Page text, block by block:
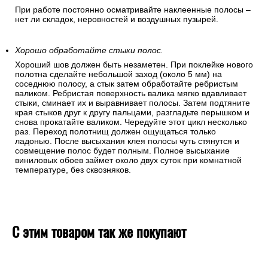
При работе постоянно осматривайте наклеенные полосы –
нет ли складок, неровностей и воздушных пузырей.
Хорошо обработайте стыки полос.
Хороший шов должен быть незаметен. При поклейке нового
полотна сделайте небольшой заход (около 5 мм) на
соседнюю полосу, а стык затем обработайте ребристым
валиком. Ребристая поверхность валика мягко вдавливает
стыки, сминает их и выравнивает полосы. Затем подтяните
края стыков друг к другу пальцами, разгладьте перышком и
снова прокатайте валиком. Чередуйте этот цикл несколько
раз. Переход полотнищ должен ощущаться только
ладонью. После высыхания клея полосы чуть стянутся и
совмещение полос будет полным. Полное высыхание
виниловых обоев займет около двух суток при комнатной
температуре, без сквозняков.
С этим товаром так же покупают